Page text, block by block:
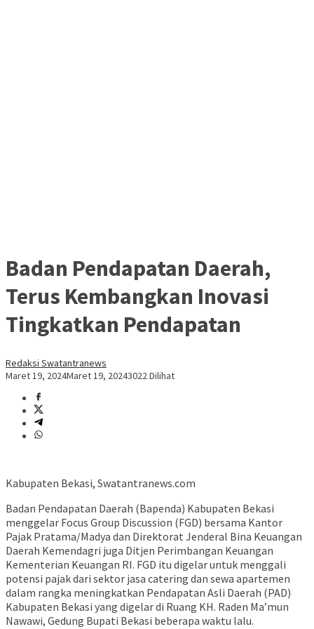
Badan Pendapatan Daerah,
Terus Kembangkan Inovasi
Tingkatkan Pendapatan
Redaksi Swatantranews
Maret 19, 2024Maret 19, 20243022 Dilihat
Kabupaten Bekasi, Swatantranews.com
Badan Pendapatan Daerah (Bapenda) Kabupaten Bekasi
menggelar Focus Group Discussion (FGD) bersama Kantor
Pajak Pratama/Madya dan Direktorat Jenderal Bina Keuangan
Daerah Kemendagri juga Ditjen Perimbangan Keuangan
Kementerian Keuangan RI. FGD itu digelar untuk menggali
potensi pajak dari sektor jasa catering dan sewa apartemen
dalam rangka meningkatkan Pendapatan Asli Daerah (PAD)
Kabupaten Bekasi yang digelar di Ruang KH. Raden Ma’mun
Nawawi, Gedung Bupati Bekasi beberapa waktu lalu.